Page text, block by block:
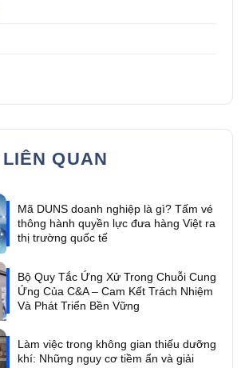
QUAN
Mã DUNS doanh nghiệp là gì? Tấm vé
thông hành quyền lực đưa hàng Việt ra
thị trường quốc tế
Bộ Quy Tắc Ứng Xử Trong Chuỗi Cung
Ứng Của C&A – Cam Kết Trách Nhiệm
Và Phát Triển Bền Vững
Làm việc trong không gian thiếu dưỡng
khí: Những nguy cơ tiềm ẩn và giải